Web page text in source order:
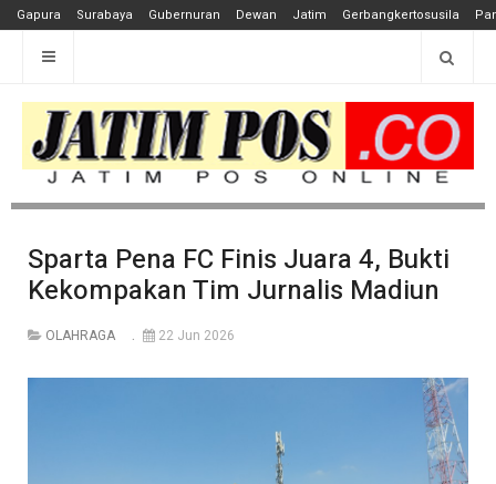
Gapura Surabaya Gubernuran Dewan Jatim Gerbangkertosusila
Sparta Pena FC Finis Juara 4, Bukti
Kekompakan Tim Jurnalis Madiun
OLAHRAGA 22 Jun 2026